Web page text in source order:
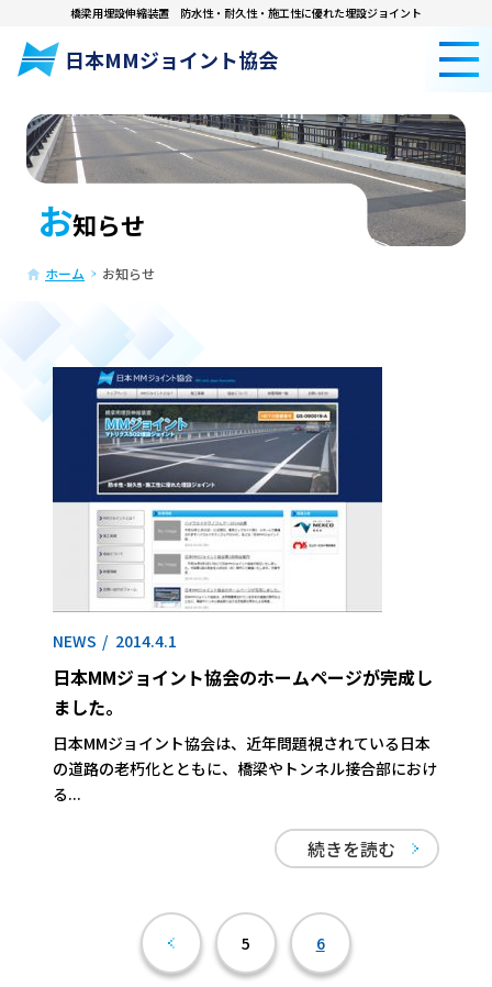
日本MMジョイント協会
橋梁用埋設伸縮装置 防水性・耐久性・施工性に優れた埋設ジョイント
お知らせ
ホーム お知らせ
NEWS 2014.4.1
日本MMジョイント協会のホームページが完成し
ました。
日本MMジョイント協会は、近年問題視されている日本
の道路の老朽化とともに、橋梁やトンネル接合部におけ
る...
続きを読む
5 6